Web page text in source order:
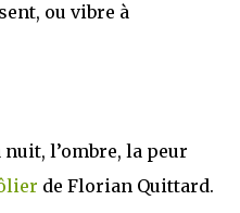
ou vibre à
l’ombre, la peur
de Florian Quittard.